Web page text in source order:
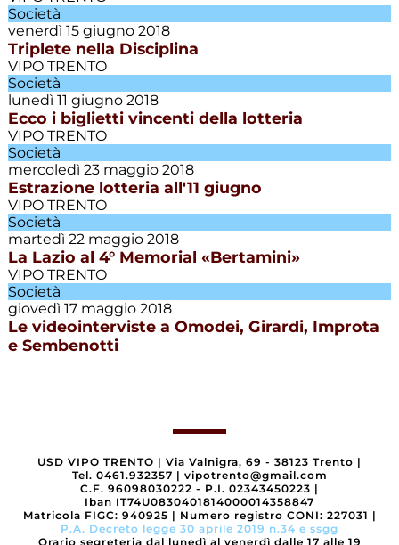
Società
venerdì 15 giugno 2018
Triplete nella Disciplina
VIPO TRENTO
Società
lunedì 11 giugno 2018
Ecco i biglietti vincenti della lotteria
VIPO TRENTO
Società
mercoledì 23 maggio 2018
Estrazione lotteria all'11 giugno
VIPO TRENTO
Società
martedì 22 maggio 2018
La Lazio al 4° Memorial «Bertamini»
VIPO TRENTO
Società
giovedì 17 maggio 2018
Le videointerviste a Omodei, Girardi, Improta
e Sembenotti
Scuola
calcio
Settore
giovanile
Società
Villazzano
Calcio
USD VIPO TRENTO | Via Valnigra, 69 - 38123 Trento |
Tel. 0461.932357 | vipotrento@gmail.com
C.F. 96098030222 - P.I. 02343450223 |
Iban IT74U0830401814000014358847
Matricola FIGC: 940925 | Numero registro CONI: 227031 |
P.A. Decreto legge 30 aprile 2019 n.34 e ssgg
Orario segreteria dal lunedì al venerdì dalle 17 alle 19